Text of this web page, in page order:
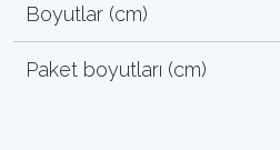
Boyutlar (cm)
Paket boyutları (cm)